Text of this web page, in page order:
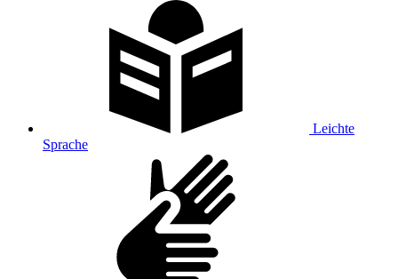
Leichte
Sprache